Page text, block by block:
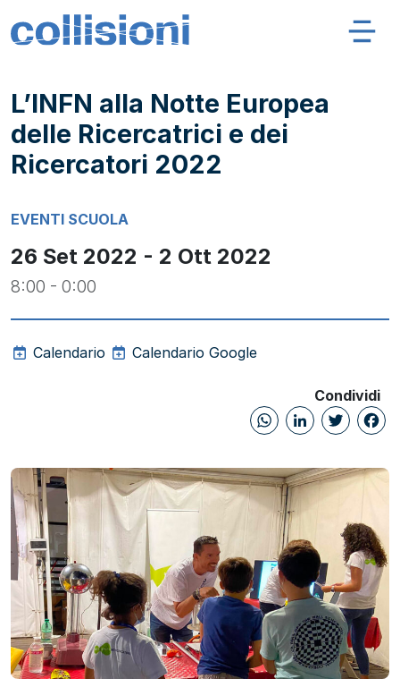
Salta al contenuto
Navigazione principale
L’INFN alla Notte Europea
delle Ricercatrici e dei
Ricercatori 2022
EVENTI SCUOLA
26 Set 2022 - 2 Ott 2022
8:00 - 0:00
Calendario Calendario Google
Condividi